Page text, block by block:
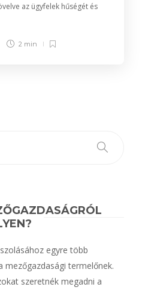
az ügyfelek hűségét és
2 min
egyre több
mezőgazdasági termelőnek.
szeretnék megadni a